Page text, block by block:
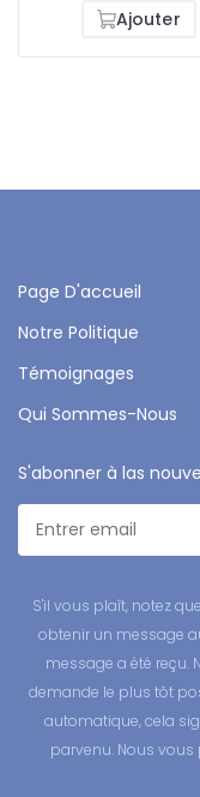
Ajouter
Page D'accueil
Notre Politique
Témoignages
Qui Sommes-Nous
S'abonner à las
S'il vous plaît, notez
obtenir un message
message a été reçu.
demande le plus tôt
automatique, cela
parvenu. Nous